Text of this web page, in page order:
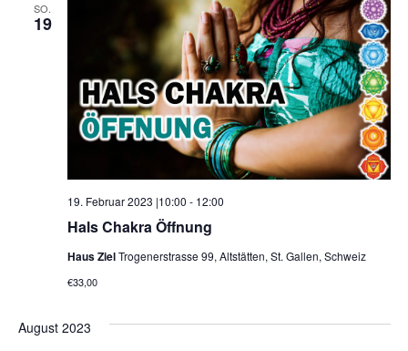
SO.
19
Hals Chakra Öffnung
19. Februar 2023 |10:00 - 12:00
Haus ZielTrogenerstrasse 99, Altstätten, St. Gallen, Schweiz
€33,00
August 2023